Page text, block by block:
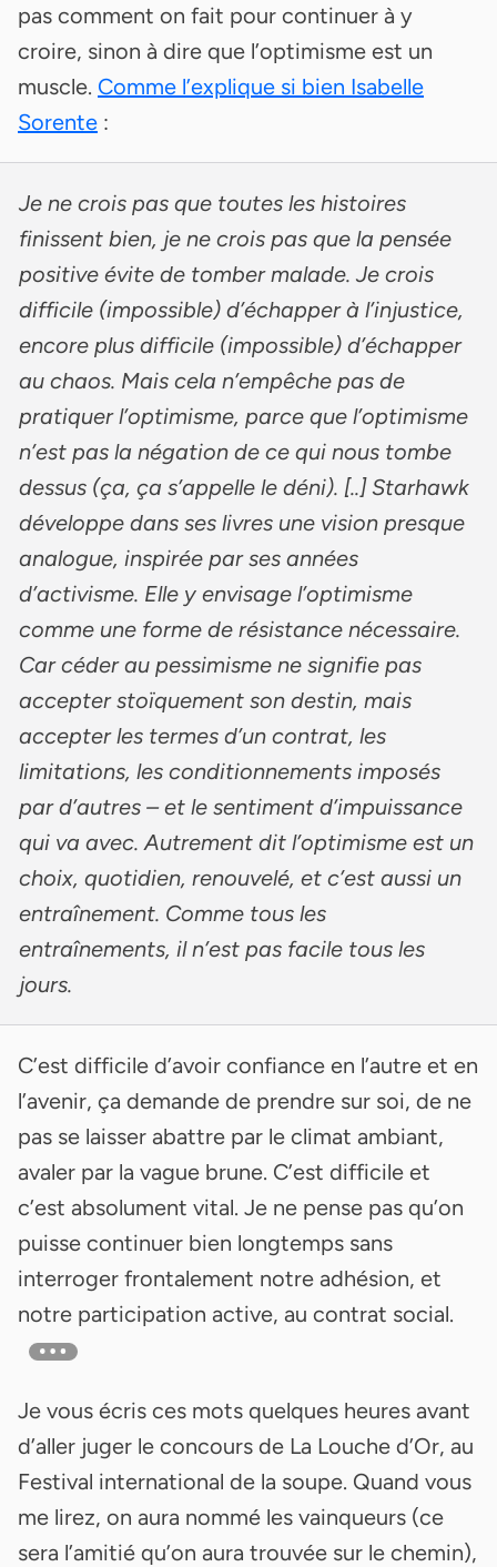
pas comment on fait pour continuer à y
croire, sinon à dire que l’optimisme est un
muscle. Comme l’explique si bien Isabelle
Sorente :
Je ne crois pas que toutes les histoires
finissent bien, je ne crois pas que la pensée
positive évite de tomber malade. Je crois
difficile (impossible) d’échapper à l’injustice,
encore plus difficile (impossible) d’échapper
au chaos. Mais cela n’empêche pas de
pratiquer l’optimisme, parce que l’optimisme
n’est pas la négation de ce qui nous tombe
dessus (ça, ça s’appelle le déni). [..] Starhawk
développe dans ses livres une vision presque
analogue, inspirée par ses années
d’activisme. Elle y envisage l’optimisme
comme une forme de résistance nécessaire.
Car céder au pessimisme ne signifie pas
accepter stoïquement son destin, mais
accepter les termes d’un contrat, les
limitations, les conditionnements imposés
par d’autres – et le sentiment d’impuissance
qui va avec. Autrement dit l’optimisme est un
choix, quotidien, renouvelé, et c’est aussi un
entraînement. Comme tous les
entraînements, il n’est pas facile tous les
jours.
C’est difficile d’avoir confiance en l’autre et en
l’avenir, ça demande de prendre sur soi, de ne
pas se laisser abattre par le climat ambiant,
avaler par la vague brune. C’est difficile et
c’est absolument vital. Je ne pense pas qu’on
puisse continuer bien longtemps sans
interroger frontalement notre adhésion, et
notre participation active, au contrat social.
Je vous écris ces mots quelques heures avant
d’aller juger le concours de La Louche d’Or, au
Festival international de la soupe. Quand vous
me lirez, on aura nommé les vainqueurs (ce
sera l’amitié qu’on aura trouvée sur le chemin),